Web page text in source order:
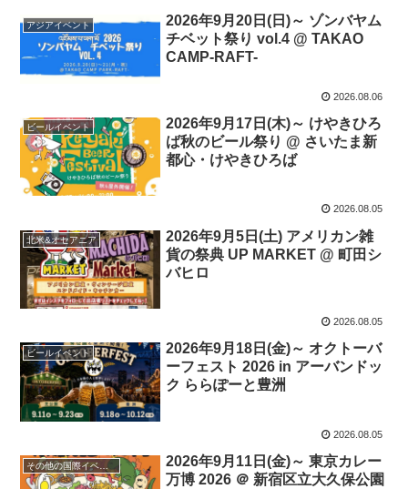
アジアイベント
2026年9月20日(日)～ ゾンバヤム
チベット祭り vol.4 @ TAKAO
CAMP-RAFT-
2026.08.06
ビールイベント
2026年9月17日(木)～ けやきひろ
ば秋のビール祭り @ さいたま新
都心・けやきひろば
2026.08.05
北米&オセアニア
2026年9月5日(土) アメリカン雑
貨の祭典 UP MARKET @ 町田シ
バヒロ
2026.08.05
ビールイベント
2026年9月18日(金)～ オクトーバ
ーフェスト 2026 in アーバンドッ
ク ららぽーと豊洲
2026.08.05
その他の国際イベント
2026年9月11日(金)～ 東京カレー
万博 2026 ＠ 新宿区立大久保公園